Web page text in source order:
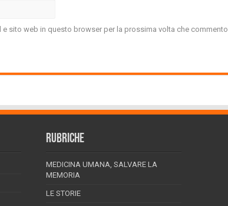
e sito web in questo browser per la prossima volta che commento.
RUBRICHE
MEDICINA UMANA, SALVARE LA
MEMORIA
LE STORIE